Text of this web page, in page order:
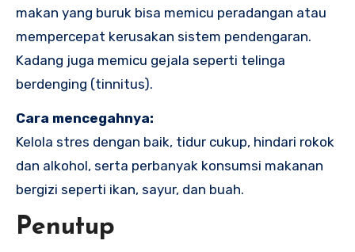
makan yang buruk bisa memicu peradangan atau
mempercepat kerusakan sistem pendengaran.
Kadang juga memicu gejala seperti telinga
berdenging (tinnitus).
Cara mencegahnya:
Kelola stres dengan baik, tidur cukup, hindari rokok
dan alkohol, serta perbanyak konsumsi makanan
bergizi seperti ikan, sayur, dan buah.
Penutup